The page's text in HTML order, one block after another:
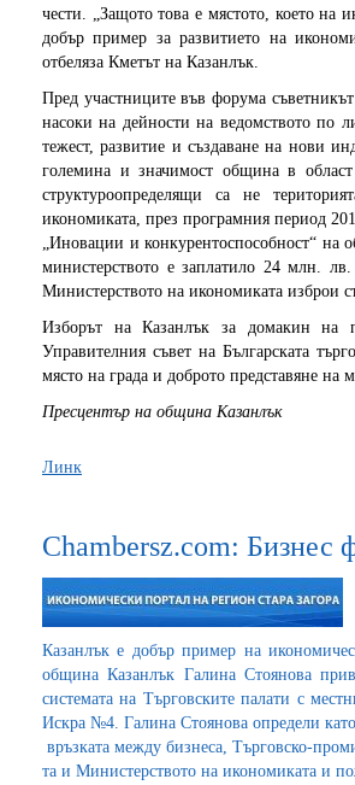
чести. „Защото това е мястото, което на
добър пример за развитието на
отбеляза Кметът на Казанлък.
Пред участниците във форума
насоки на дейности на ведомството по
тежест, развитие и създаване на нови
големина и значимост община в
структуроопределящи са не
икономиката, през програмния период
„Иновации и конкурентоспособност“ на
министерството е заплатило 24 млн.
Министерството на икономиката изброи
Изборът на Казанлък за домакин на
Управителния съвет на Българската
място на града и доброто представяне на
Пресцентър на община Казанлък
Линк
Chambersz.com: Бизнес
Казанлък е добър пример на
община Казанлък Галина Стоянова
системата на Търговските палати с
Искра №4. Галина Стоянова определи
връзката между бизнеса, Търговско-
та и Министерството на икономиката и